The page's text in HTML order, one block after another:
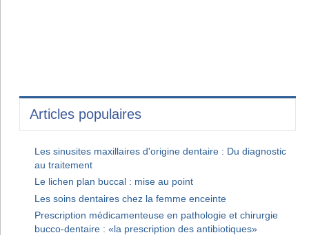
Articles populaires
Les sinusites maxillaires d'origine dentaire : Du diagnostic
au traitement
Le lichen plan buccal : mise au point
Les soins dentaires chez la femme enceinte
Prescription médicamenteuse en pathologie et chirurgie
bucco-dentaire : «la prescription des antibiotiques»